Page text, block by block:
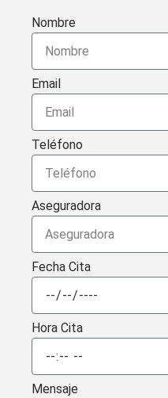
Nombre
Email
Teléfono
Aseguradora
Fecha Cita
Hora Cita
Mensaje